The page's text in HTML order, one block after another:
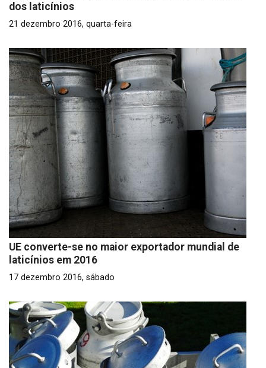
dos laticínios
21 dezembro 2016, quarta-feira
UE converte-se no maior exportador mundial de
laticínios em 2016
17 dezembro 2016, sábado